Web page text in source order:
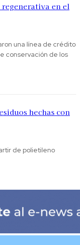
en el
una línea de crédito
hechas con
de polietileno